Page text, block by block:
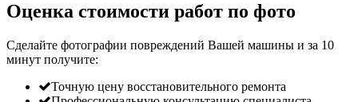
Оценка стоимости работ по фото
Сделайте фотографии повреждений Вашей машины и за 10
минут получите:
Точную цену восстановительного ремонта